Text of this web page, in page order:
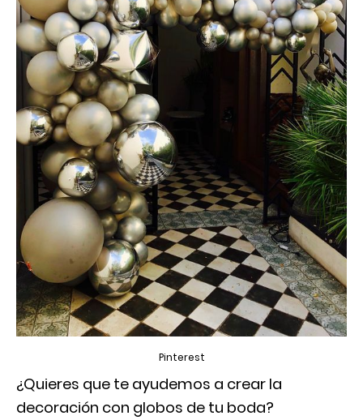
Pinterest
¿Quieres que te ayudemos a crear la
decoración con globos de tu boda?